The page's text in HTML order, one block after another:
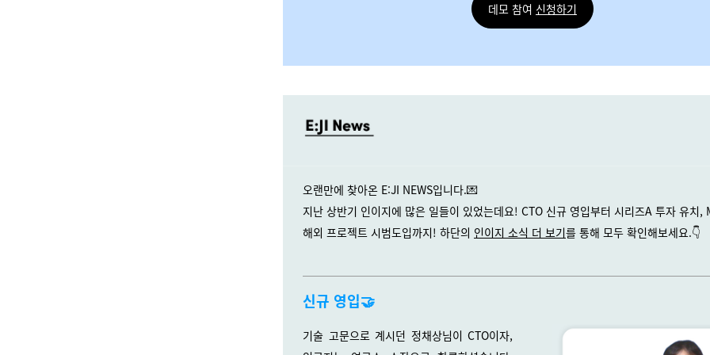
데모 참여 신청하기
오랜만에 찾아온 E:JI NEWS입니다.💌
지난 상반기 인이지에 많은 일들이 있었는데요! CTO 신규 영입부터 시리즈A 투자 유치,
해외 프로젝트 시범도입까지! 하단의 인이지 소식 더 보기를 통해 모두 확인해보세요.👇
신규 영입🤝
기술 고문으로 계시던 정채상님이 CTO이자,